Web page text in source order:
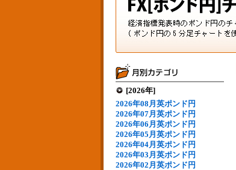
[2026年]
2026年08月英ポンド円
2026年07月英ポンド円
2026年06月英ポンド円
2026年05月英ポンド円
2026年04月英ポンド円
2026年03月英ポンド円
2026年02月英ポンド円